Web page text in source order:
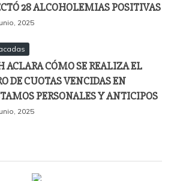
28 ALCOHOLEMIAS POSITIVAS
2025
ACLARA CÓMO SE REALIZA EL
DE CUOTAS VENCIDAS EN
PERSONALES Y ANTICIPOS
2025